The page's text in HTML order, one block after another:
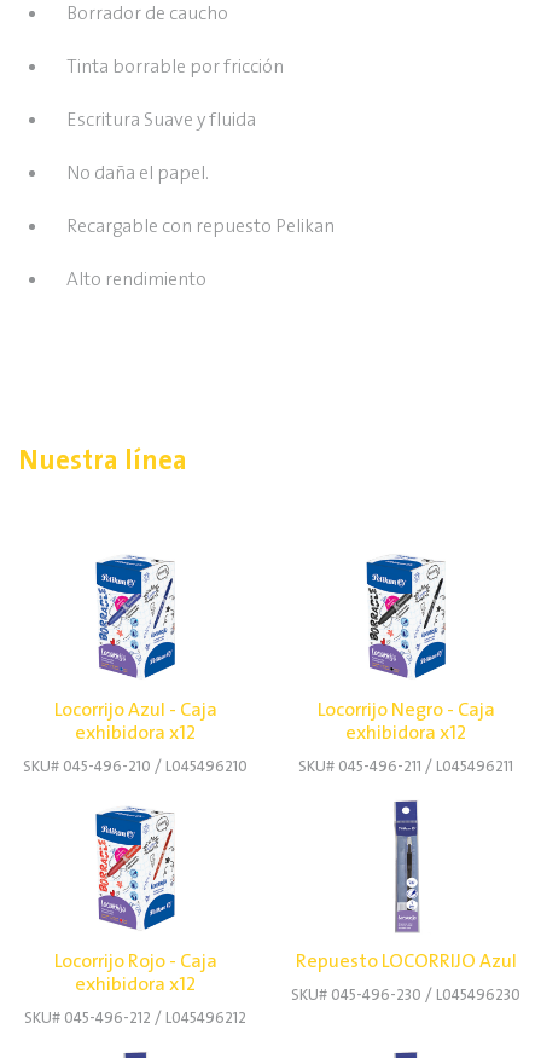
Borrador de caucho
Tinta borrable por fricción
Escritura Suave y fluida
No daña el papel.
Recargable con repuesto Pelikan
Alto rendimiento
Nuestra línea
Locorrijo Azul - Caja
exhibidora x12
SKU# 045-496-210 / L045496210
Locorrijo Negro - Caja
exhibidora x12
SKU# 045-496-211 / L045496211
Locorrijo Rojo - Caja
exhibidora x12
SKU# 045-496-212 / L045496212
Repuesto LOCORRIJO Azul
SKU# 045-496-230 / L045496230